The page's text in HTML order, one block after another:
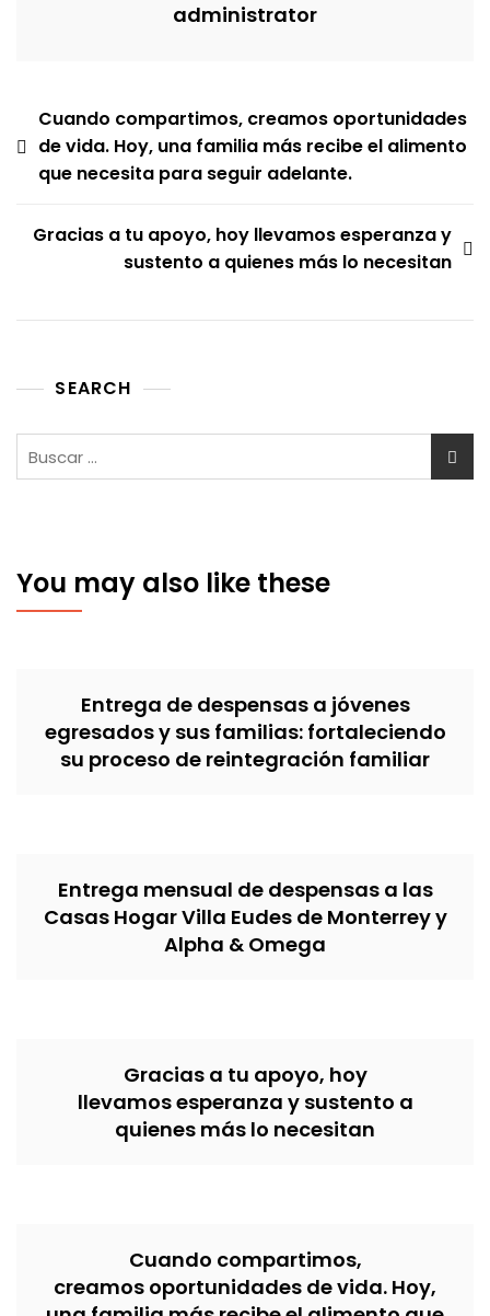
administrator
Navegación
de
entradas
Cuando compartimos, creamos oportunidades
de vida. Hoy, una familia más recibe el alimento
que necesita para seguir adelante.
Gracias a tu apoyo, hoy llevamos esperanza y
sustento a quienes más lo necesitan
SEARCH
You may also like these
Entrega de despensas a jóvenes
egresados y sus familias: fortaleciendo
su proceso de reintegración familiar
Entrega mensual de despensas a las
Casas Hogar Villa Eudes de Monterrey y
Alpha & Omega
Gracias a tu apoyo, hoy
llevamos esperanza y sustento a
quienes más lo necesitan
Cuando compartimos,
creamos oportunidades de vida. Hoy,